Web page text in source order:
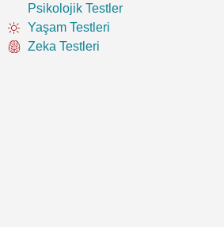
Psikolojik Testler
Yaşam Testleri
Zeka Testleri